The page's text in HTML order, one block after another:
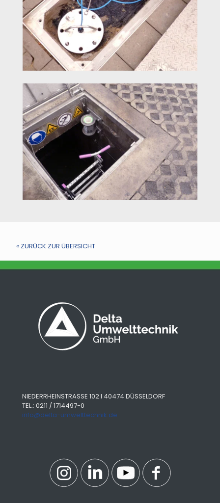
« ZURÜCK ZUR ÜBERSICHT
NIEDERRHEINSTRASSE 102 I 40474 DÜSSELDORF
TEL.: 0211 / 1714497-0
info@delta-umwelttechnik.de